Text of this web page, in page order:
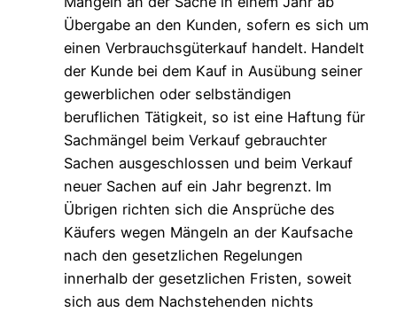
Übergabe an den Kunden, sofern es sich um
einen Verbrauchsgüterkauf handelt. Handelt
der Kunde bei dem Kauf in Ausübung seiner
gewerblichen oder selbständigen
beruflichen Tätigkeit, so ist eine Haftung für
Sachmängel beim Verkauf gebrauchter
Sachen ausgeschlossen und beim Verkauf
neuer Sachen auf ein Jahr begrenzt. Im
Übrigen richten sich die Ansprüche des
Käufers wegen Mängeln an der Kaufsache
nach den gesetzlichen Regelungen
innerhalb der gesetzlichen Fristen, soweit
sich aus dem Nachstehenden nichts